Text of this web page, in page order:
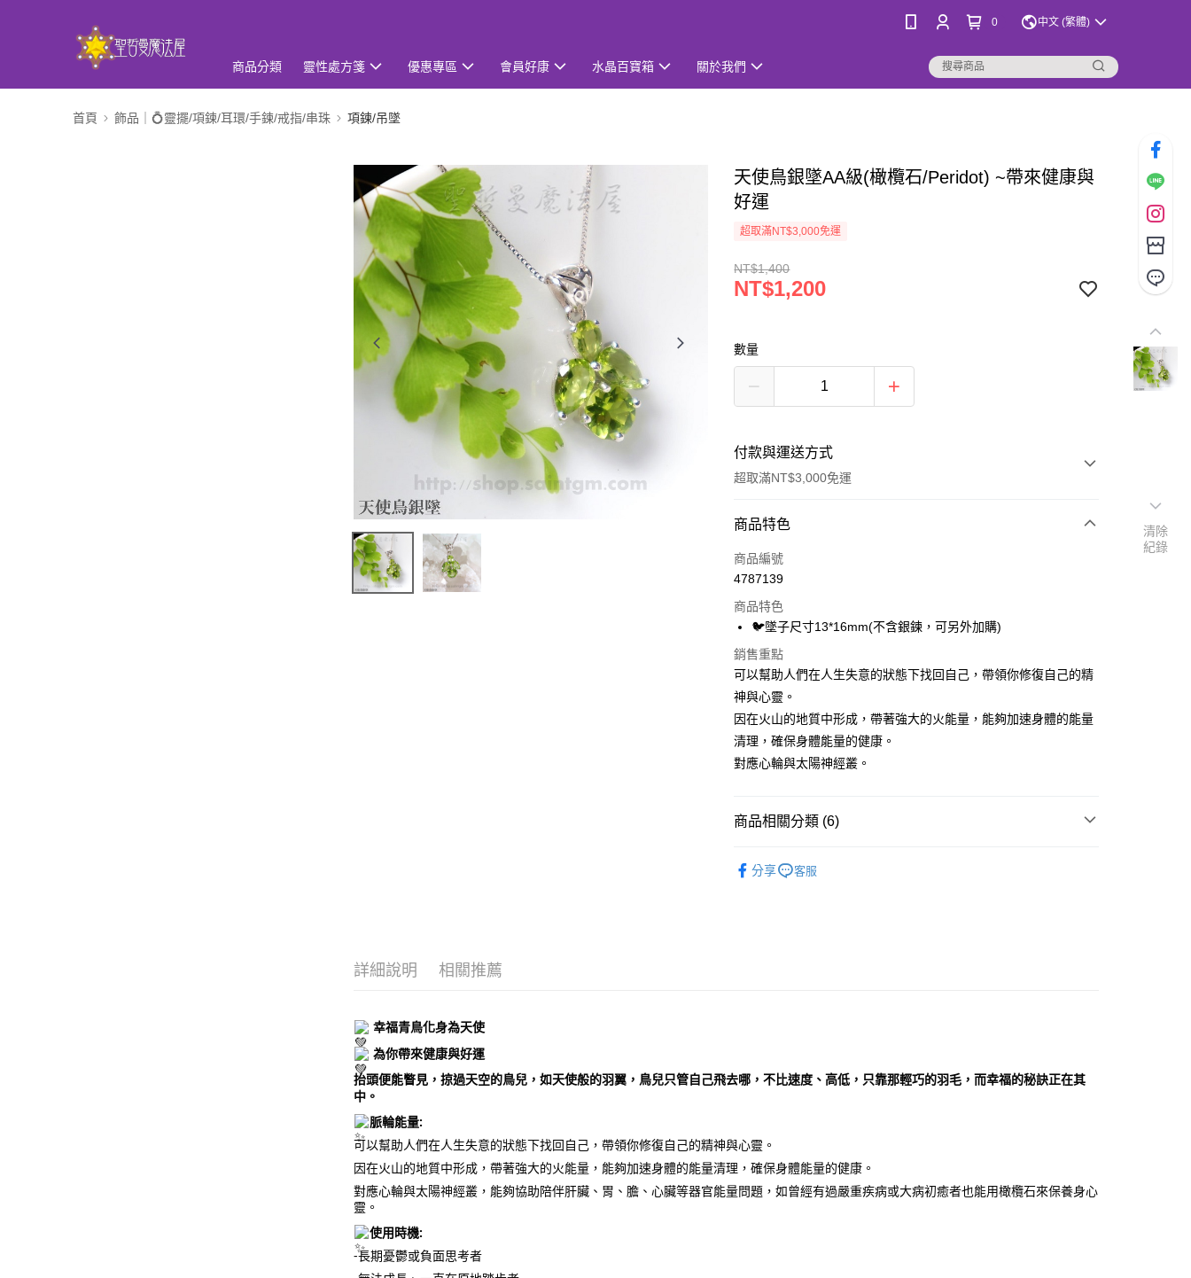
0 中文 (繁體)
商品分類 靈性處方箋 優惠專區 會員好康 水晶百寶箱 關於我們
首頁 飾品｜💍靈擺/項鍊/耳環/手鍊/戒指/串珠 項鍊/吊墜
天使鳥銀墜AA級(橄欖石/Peridot) ~帶來健康與
好運
超取滿NT$3,000免運
NT$1,400
NT$1,200
數量
付款與運送方式
超取滿NT$3,000免運
付款方式
信用卡一次付款
LINE Pay
Apple Pay
悠遊付
每筆NT$80，滿NT$3,000(含以上)免運費
付款後門市自取
商品特色
商品編號
4787139
商品特色
🐦墜子尺寸13*16mm(不含銀鍊，可另外加購)
銷售重點
可以幫助人們在人生失意的狀態下找回自己，帶領你修復自己的精
神與心靈。
因在火山的地質中形成，帶著強大的火能量，能夠加速身體的能量
清理，確保身體能量的健康。
對應心輪與太陽神經叢。
商品相關分類 (6)
分享 客服
詳細說明 相關推薦
幸福青鳥化身為天使
為你帶來健康與好運
抬頭便能瞥見，掠過天空的鳥兒，如天使般的羽翼，鳥兒只管自己飛去哪，不比速度、高低，只靠那輕巧的羽毛，而幸福的秘訣正在其
中。
脈輪能量:
可以幫助人們在人生失意的狀態下找回自己，帶領你修復自己的精神與心靈。
因在火山的地質中形成，帶著強大的火能量，能夠加速身體的能量清理，確保身體能量的健康。
對應心輪與太陽神經叢，能夠協助陪伴肝臟、胃、膽、心臟等器官能量問題，如曾經有過嚴重疾病或大病初癒者也能用橄欖石來保養身心
靈。
使用時機:
-長期憂鬱或負面思考者
清除
紀錄